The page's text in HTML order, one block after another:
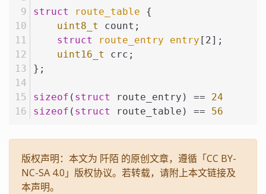
struct route_table {
uint8_t
count;
struct
route_entry entry [2];
uint16_t
crc;
};
sizeof ( struct route_entry) == 24
sizeof ( struct route_table) == 56
版权声明：本文为 阡陌 的原创文章，遵循「CC BY-
NC-SA 4.0」版权协议。若转载，请附上本文链接及
本声明。